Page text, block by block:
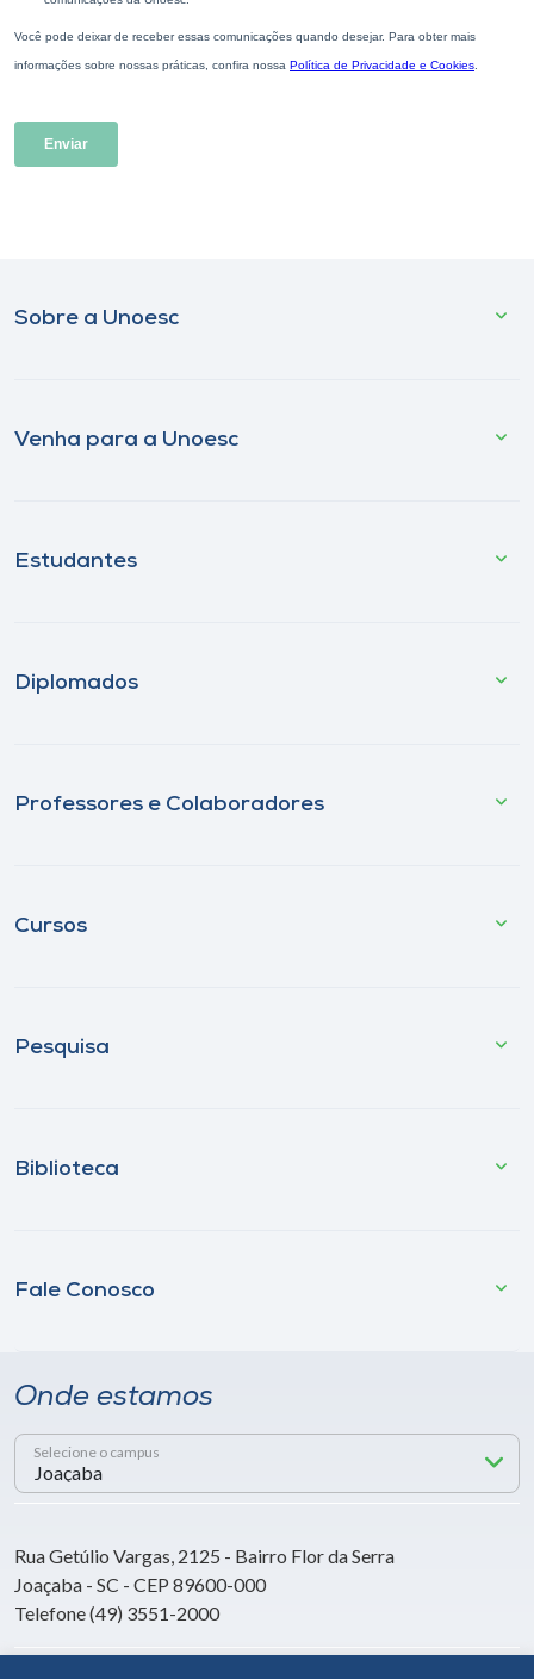
Sobre a Unoesc
Venha para a Unoesc
Estudantes
Diplomados
Professores e Colaboradores
Cursos
Pesquisa
Biblioteca
Fale Conosco
Onde estamos
Selecione o campus
Rua Getúlio Vargas, 2125 - Bairro Flor da Serra
Joaçaba - SC - CEP 89600-000
Telefone (49) 3551-2000